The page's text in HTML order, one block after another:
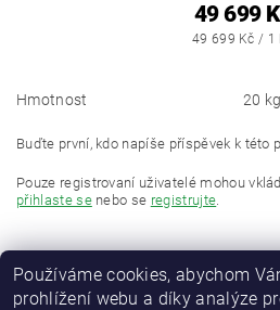
49 699
49 699 Kč / 1
Hmotnost 20 kg
Buďte první, kdo napíše příspěvek k této
Pouze registrovaní uživatelé mohou
přihlaste senebo se registrujte.
Používáme cookies, abychom
prohlížení webu a díky analýze